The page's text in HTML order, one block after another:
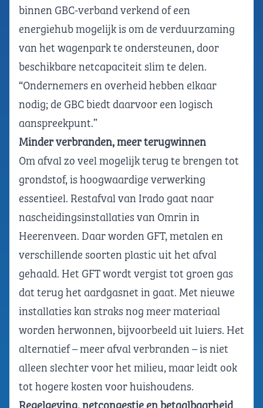
binnen GBC-verband verkend of een
energiehub mogelijk is om de verduurzaming
van het wagenpark te ondersteunen, door
beschikbare netcapaciteit slim te delen.
“Ondernemers en overheid hebben elkaar
nodig; de GBC biedt daarvoor een logisch
aanspreekpunt.”
Minder verbranden, meer terugwinnen
Om afval zo veel mogelijk terug te brengen tot
grondstof, is hoogwaardige verwerking
essentieel. Restafval van Irado gaat naar
nascheidingsinstallaties van Omrin in
Heerenveen. Daar worden GFT, metalen en
verschillende soorten plastic uit het afval
gehaald. Het GFT wordt vergist tot groen gas
dat terug het aardgasnet in gaat. Met nieuwe
installaties kan straks nog meer materiaal
worden herwonnen, bijvoorbeeld uit luiers. Het
alternatief – meer afval verbranden – is niet
alleen slechter voor het milieu, maar leidt ook
tot hogere kosten voor huishoudens.